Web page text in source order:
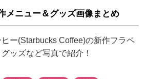
メニュー＆グッズ画像まとめ
ー(Starbucks Coffee)の新作フラペ
ッズなど写真で紹介！